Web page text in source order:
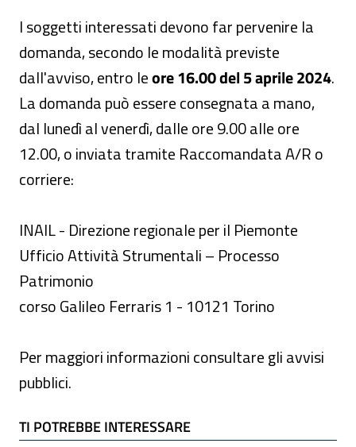
I soggetti interessati devono far pervenire la
domanda, secondo le modalità previste
dall'avviso, entro leore 16.00 del 5 aprile 2024.
La domanda può essere consegnata a mano,
dal lunedì al venerdì, dalle ore 9.00 alle ore
12.00, o inviata tramite Raccomandata A/R o
corriere:
INAIL - Direzione regionale per il Piemonte
Ufficio Attività Strumentali – Processo
Patrimonio
corso Galileo Ferraris 1 - 10121 Torino
Per maggiori informazioni consultare gli avvisi
pubblici.
TI POTREBBE INTERESSARE
TI POTREBBE INTERESSARE